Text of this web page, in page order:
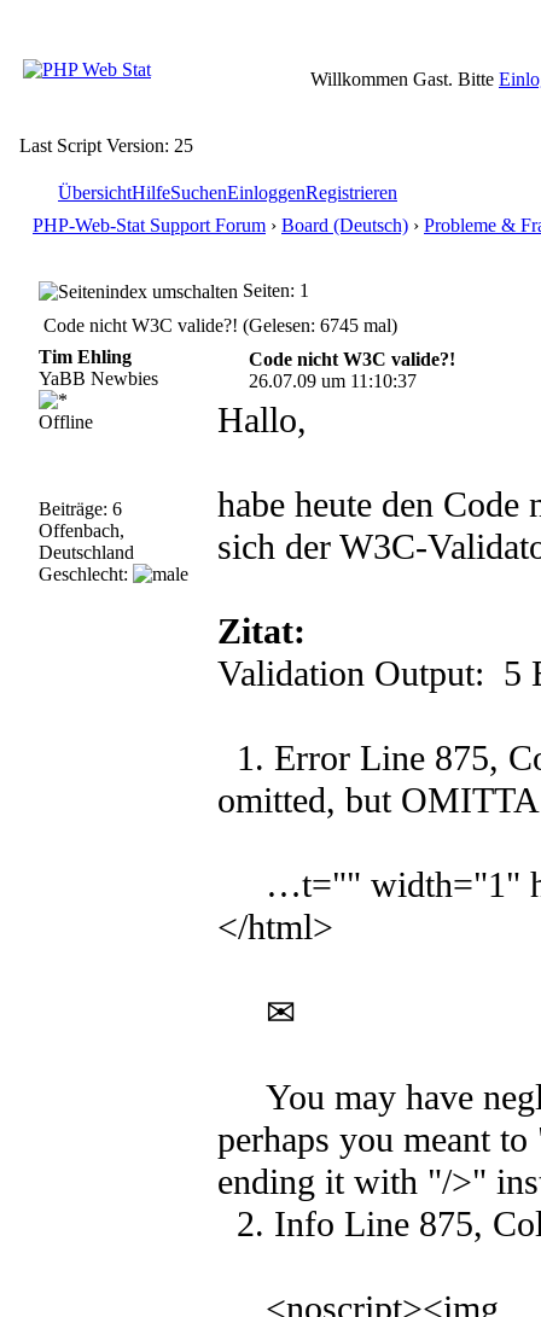
Willkommen Gast. Bitte
Last Script Version: 25
ÜbersichtHilfeSuchenEinloggenRegistrieren
PHP-Web-Stat Support Forum › Board (Deutsch) › Probleme &
Seiten: 1
Code nicht W3C valide?! (Gelesen: 6745 mal)
Tim Ehling
YaBB Newbies
Offline
Beiträge: 6
Offenbach,
Deutschland
Geschlecht:
Code nicht W3C valide?!
26.07.09 um 11:10:37
Hallo,
habe heute den Code
sich der W3C-
Zitat:
Validation Output: 5
1. Error Line 875,
omitted, but
…t="" width="1"
</html>
✉
You may have
perhaps you meant
ending it with "/>"
2. Info Line 875,
<noscript><img